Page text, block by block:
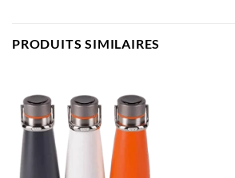
PRODUITS SIMILAIRES